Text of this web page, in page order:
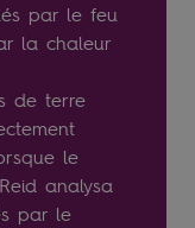
par le feu
la chaleur
de terre
le
analysa
par le